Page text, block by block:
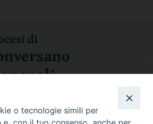
di
o tecnologie simili per